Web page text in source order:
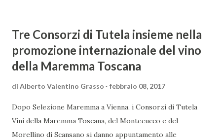
Tre Consorzi di Tutela insieme nella
promozione internazionale del vino
della Maremma Toscana
di Alberto Valentino Grasso febbraio 08, 2017
Dopo Selezione Maremma a Vienna, i Consorzi di Tutela
Vini della Maremma Toscana, del Montecucco e del
Morellino di Scansano si danno appuntamento alle